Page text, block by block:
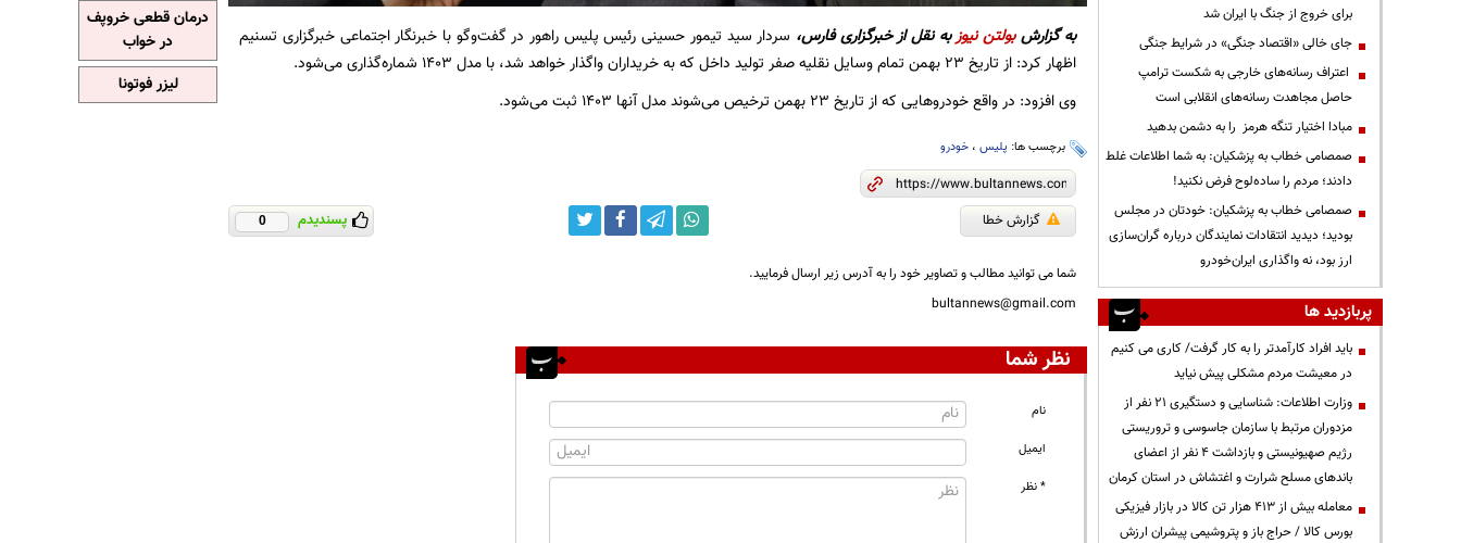
به گزارشبولتن نیوزبه نقل از خبرگزاری فارس، سردار سید تیمور حسینی رئیس پلیس راهور در گفت‌وگو با خبرنگار اجتماعی خبرگزاری تسنیم
اظهار کرد: از تاریخ 23 بهمن تمام وسایل نقلیه صفر تولید داخل که به خریداران واگذار خواهد شد،‌ با مدل 1403 شماره‌گذاری می‌شود.
وی افزود: در واقع خودروهایی که از تاریخ 23 بهمن ترخیص می‌شوند مدل آنها 1403 ثبت می‌شود.
برچسب ها: پلیس، خودرو
گزارش خطا پسندیدم 0
شما می توانید مطالب و تصاویر خود را به آدرس زیر ارسال فرمایید.
bultannews@gmail.com
نظر شما
نام
ایمیل
* نظر
برای خروج از جنگ با ایران شد
جای خالی «اقتصاد جنگی» در شرایط جنگی
اعتراف رسانه‌های خارجی به شکست ترامپ
حاصل مجاهدت رسانه‌های انقلابی است
مبادا اختیار تنگه هرمز را به دشمن بدهید
صمصامی خطاب به پزشکیان: به شما اطلاعات غلط
دادند؛ مردم را ساده‌لوح فرض نکنید!
صمصامی خطاب به پزشکیان: خودتان در مجلس
بودید؛ دیدید انتقادات نمایندگان درباره گران‌سازی
ارز بود، نه واگذاری ایران‌خودرو
پربازدید ها
باید افراد کارآمدتر را به کار گرفت/ کاری می کنیم
در معیشت مردم مشکلی پیش نیاید
وزارت اطلاعات: شناسایی و دستگیری ۲۱ نفر از
مزدوران مرتبط با سازمان جاسوسی و تروریستی
رژیم صهیونیستی و بازداشت ۴ نفر از اعضای
باندهای مسلح شرارت و اغتشاش در استان کرمان
معامله بیش از ۴۱۳ هزار تن کالا در بازار فیزیکی
بورس کالا / حراج باز و پتروشیمی پیشران ارزش
درمان قطعی خروپف
در خواب
لیزر فوتونا